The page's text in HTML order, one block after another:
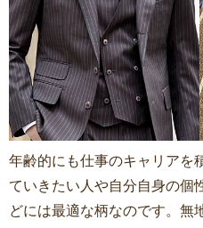
年齢的にも仕事のキャリアを
ていきたい人や自分自身の個
どには最適な柄なのです。無